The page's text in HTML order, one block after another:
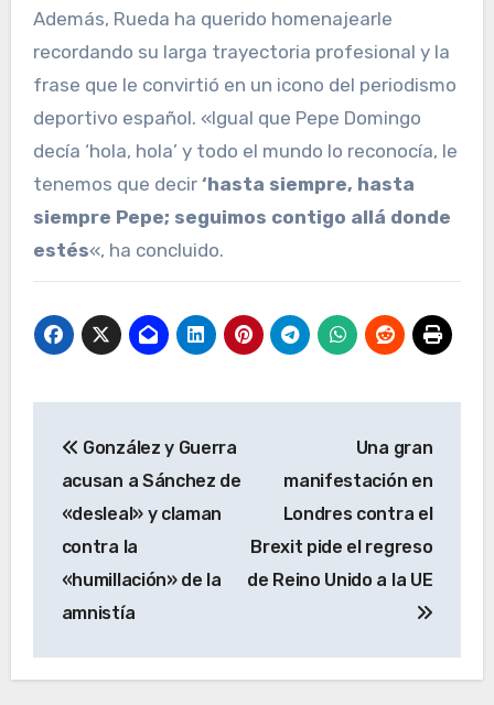
Además, Rueda ha querido homenajearle
recordando su larga trayectoria profesional y la
frase que le convirtió en un icono del periodismo
deportivo español. «Igual que Pepe Domingo
decía ‘hola, hola’ y todo el mundo lo reconocía, le
tenemos que decir‘hasta siempre, hasta
siempre Pepe; seguimos contigo allá donde
estés«, ha concluido.
de
entradas
González y Guerra
acusan a Sánchez de
«desleal» y claman
contra la
«humillación» de la
amnistía
Una gran
manifestación en
Londres contra el
Brexit pide el regreso
de Reino Unido a la UE